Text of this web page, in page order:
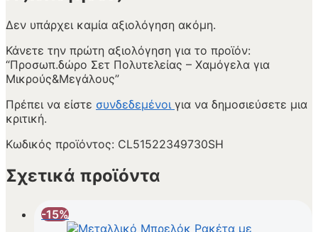
Δεν υπάρχει καμία αξιολόγηση ακόμη.
Κάνετε την πρώτη αξιολόγηση για το προϊόν:
“Προσωπ.δώρο Σετ Πολυτελείας – Χαμόγελα για
Μικρούς&Μεγάλους”
Πρέπει να είστε συνδεδεμένοι για να δημοσιεύσετε μια
κριτική.
Κωδικός προϊόντος: CL51522349730SH
Σχετικά προϊόντα
-15%